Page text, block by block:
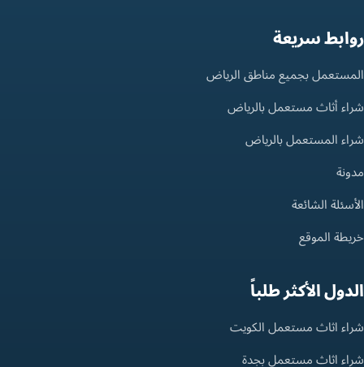
روابط سريعة
المستعمل بجميع مناطق الرياض
شراء أثاث مستعمل بالرياض
شراء المستعمل بالرياض
مدونة
الأسئلة الشائعة
خريطة الموقع
الدول الأكثر طلباً
شراء اثاث مستعمل الكويت
شراء اثاث مستعمل بجدة